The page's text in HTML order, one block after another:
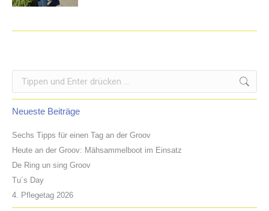
Search:
Neueste Beiträge
Sechs Tipps für einen Tag an der Groov
Heute an der Groov: Mähsammelboot im Einsatz
De Ring un sing Groov
Tu´s Day
4. Pflegetag 2026